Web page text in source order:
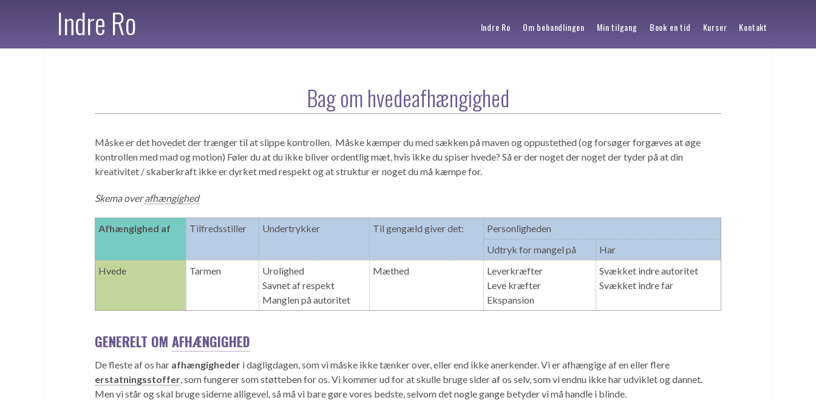
Indre Ro Indre Ro Om behandlingen Min tilgang Book en tid Kurser Kontakt
Bag om hvedeafhængighed
Måske er det hovedet der trænger til at slippe kontrollen. Måske kæmper du med sækken på maven og oppustethed (og forsøger forgæves at øge
kontrollen med mad og motion) Føler du at du ikke bliver ordentlig mæt, hvis ikke du spiser hvede? Så er der noget der noget der tyder på at din
kreativitet / skaberkraft ikke er dyrket med respekt og at struktur er noget du må kæmpe for.
Skema overafhængighed
Afhængighed af Tilfredsstiller Undertrykker Til gengæld giver det:
Personligheden
Udtryk for mangel på
Har
Hvede
Tarmen
Urolighed
Savnet af respekt
Manglen på autoritet
Mæthed
Leverkræfter
Leve kræfter
Ekspansion
Svækket indre autoritet
Svækket indre far
GENERELT OM AFHÆNGIGHED
De fleste af os har afhængigheder i dagligdagen, som vi måske ikke tænker over, eller end ikke anerkender. Vi er afhængige af en eller flere
erstatningsstoffer, som fungerer som støtteben for os. Vi kommer ud for at skulle bruge sider af os selv, som vi endnu ikke har udviklet og dannet.
Men vi står og skal bruge siderne alligevel, så må vi bare gøre vores bedste, selvom det nogle gange betyder vi må handle i blinde.